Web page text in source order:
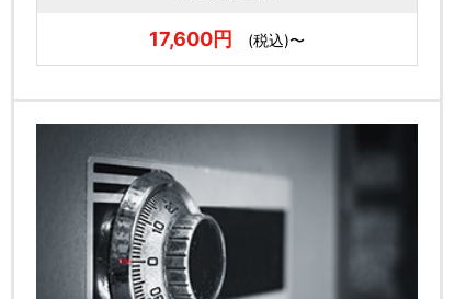
17,600円 (税込)〜